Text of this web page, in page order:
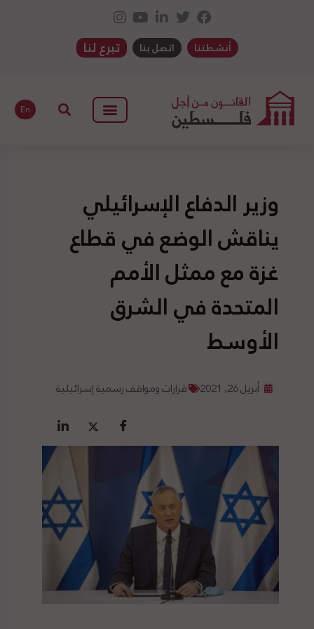
أنشطتنا اتصل بنا تبرع لنا
En
وزير الدفاع الإسرائيلي
يناقش الوضع في قطاع
غزة مع ممثل الأمم
المتحدة في الشرق
الأوسط
أبريل 26, 2021 قرارات ومواقف رسمية إسرائيلية